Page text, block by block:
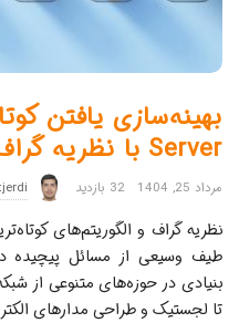
Server با نظریه گراف و CTEهای بازگشتی
مرداد 25, 1404 32 بازدید
نظریه گراف و الگوریتم‌های
طیف وسیعی از مسائل پیچیده
تا لجستیک و طراحی مدارهای